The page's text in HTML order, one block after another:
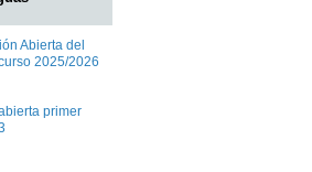
Abierta del
2025/2026
primer